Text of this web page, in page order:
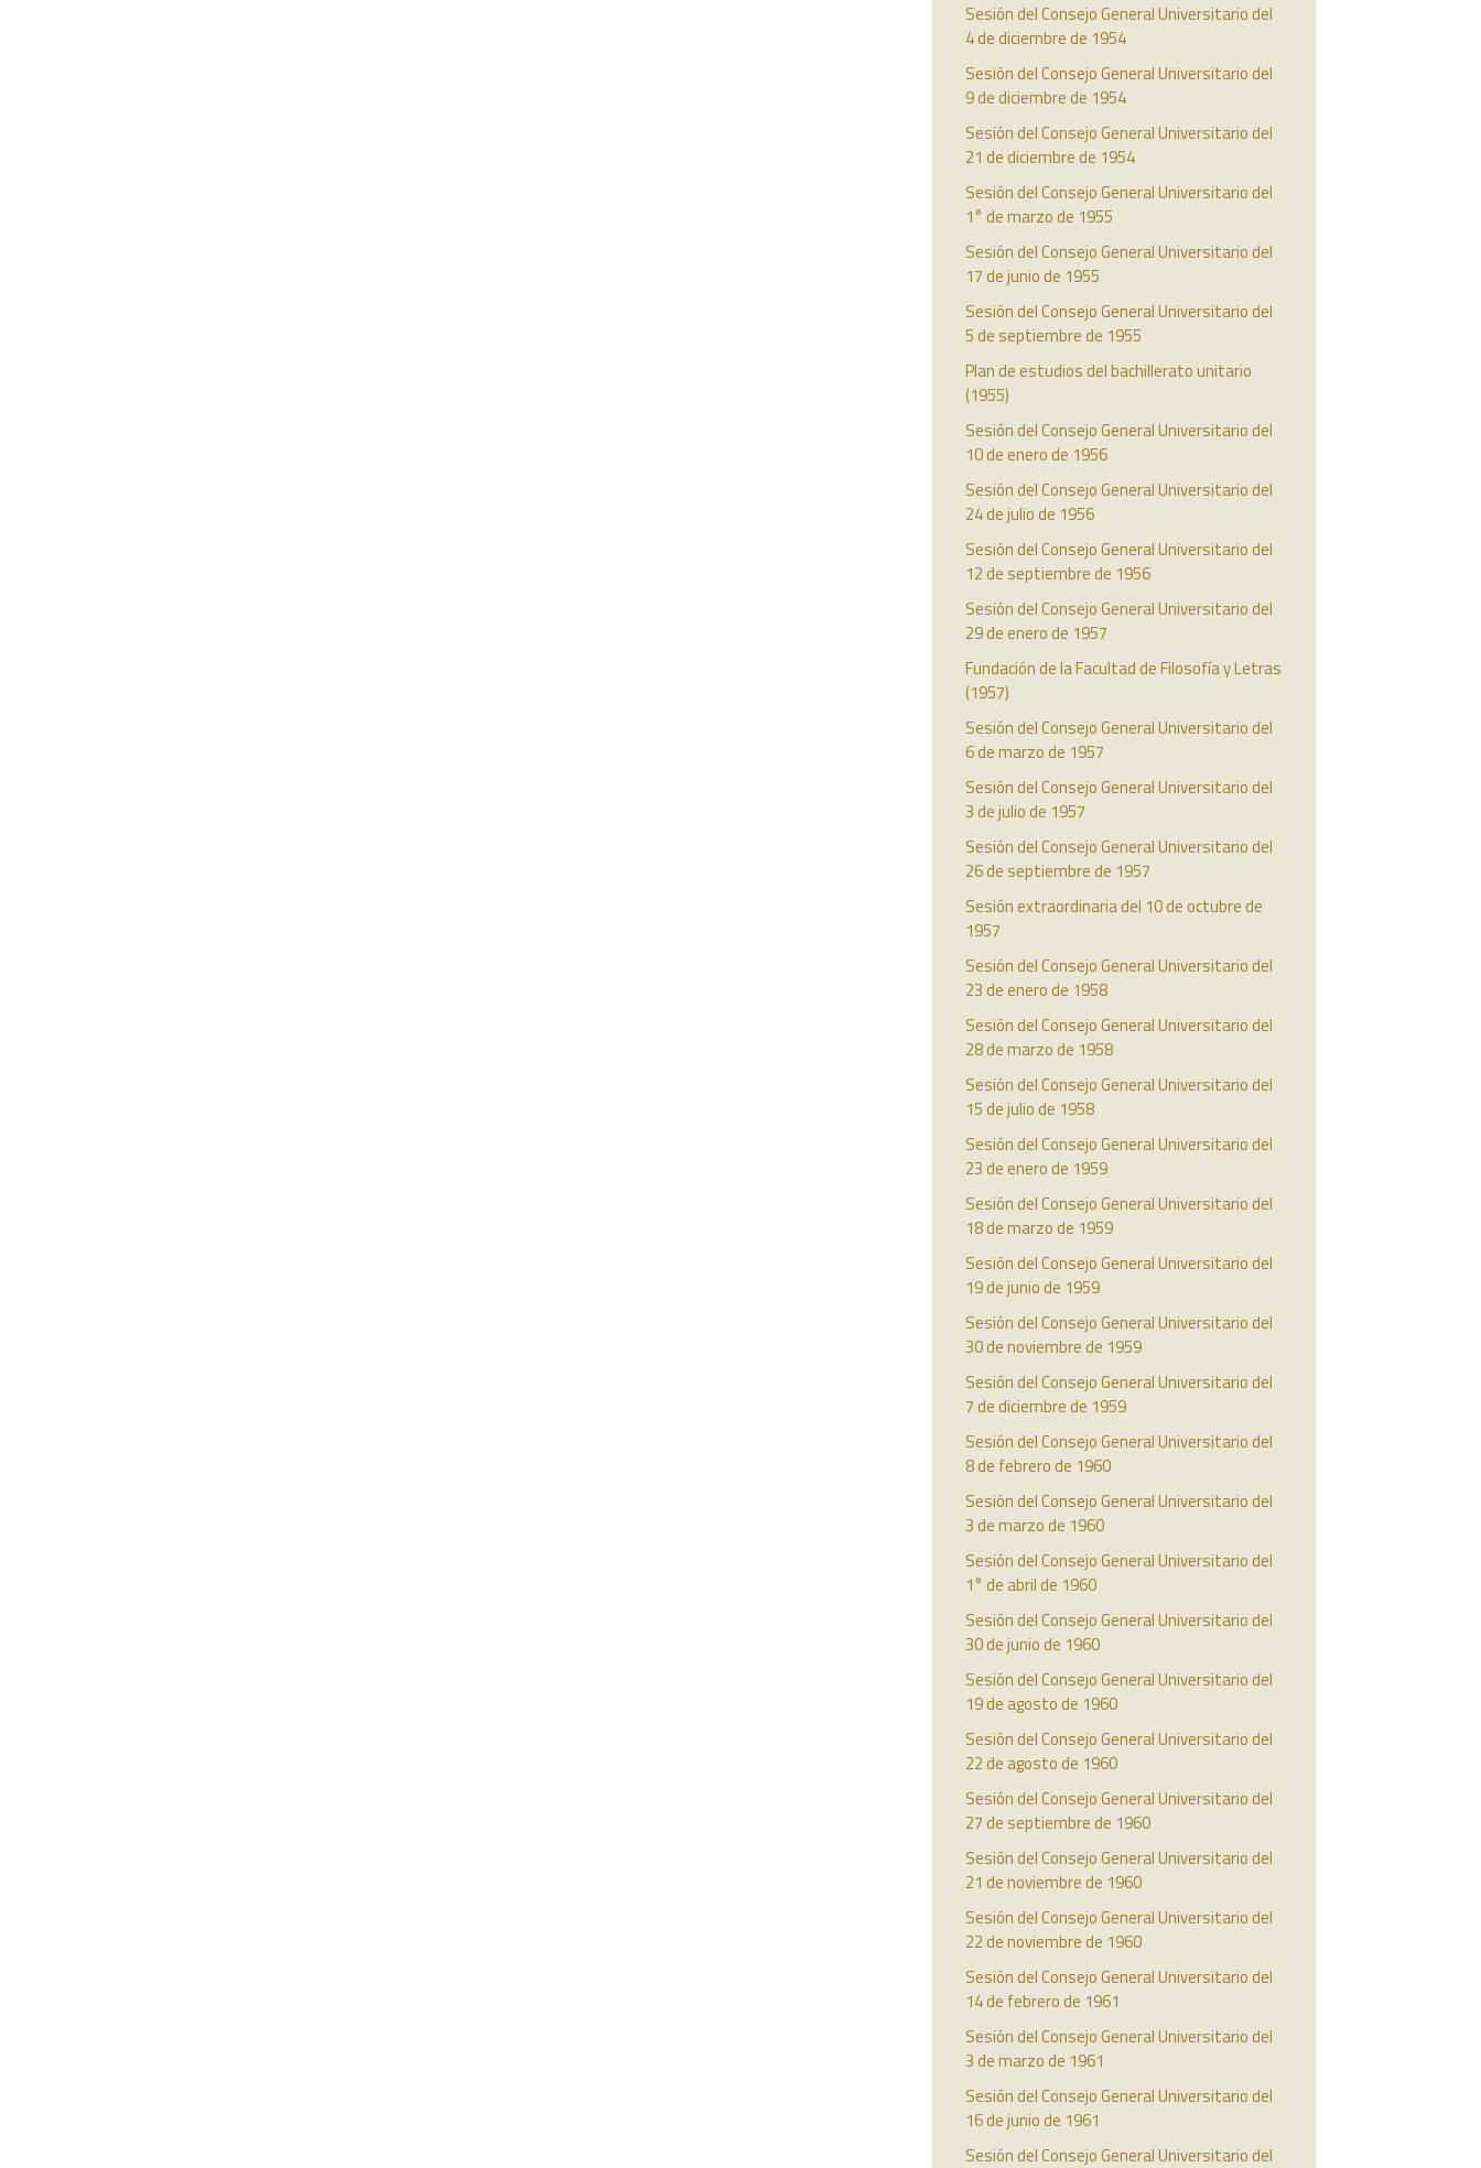
Sesión del Consejo General Universitario del
4 de diciembre de 1954
Sesión del Consejo General Universitario del
9 de diciembre de 1954
Sesión del Consejo General Universitario del
21 de diciembre de 1954
Sesión del Consejo General Universitario del
1° de marzo de 1955
Sesión del Consejo General Universitario del
17 de junio de 1955
Sesión del Consejo General Universitario del
5 de septiembre de 1955
Plan de estudios del bachillerato unitario
(1955)
Sesión del Consejo General Universitario del
10 de enero de 1956
Sesión del Consejo General Universitario del
24 de julio de 1956
Sesión del Consejo General Universitario del
12 de septiembre de 1956
Sesión del Consejo General Universitario del
29 de enero de 1957
Fundación de la Facultad de Filosofía y Letras
(1957)
Sesión del Consejo General Universitario del
6 de marzo de 1957
Sesión del Consejo General Universitario del
3 de julio de 1957
Sesión del Consejo General Universitario del
26 de septiembre de 1957
Sesión extraordinaria del 10 de octubre de
1957
Sesión del Consejo General Universitario del
23 de enero de 1958
Sesión del Consejo General Universitario del
28 de marzo de 1958
Sesión del Consejo General Universitario del
15 de julio de 1958
Sesión del Consejo General Universitario del
23 de enero de 1959
Sesión del Consejo General Universitario del
18 de marzo de 1959
Sesión del Consejo General Universitario del
19 de junio de 1959
Sesión del Consejo General Universitario del
30 de noviembre de 1959
Sesión del Consejo General Universitario del
7 de diciembre de 1959
Sesión del Consejo General Universitario del
8 de febrero de 1960
Sesión del Consejo General Universitario del
3 de marzo de 1960
Sesión del Consejo General Universitario del
1° de abril de 1960
Sesión del Consejo General Universitario del
30 de junio de 1960
Sesión del Consejo General Universitario del
19 de agosto de 1960
Sesión del Consejo General Universitario del
22 de agosto de 1960
Sesión del Consejo General Universitario del
27 de septiembre de 1960
Sesión del Consejo General Universitario del
21 de noviembre de 1960
Sesión del Consejo General Universitario del
22 de noviembre de 1960
Sesión del Consejo General Universitario del
14 de febrero de 1961
Sesión del Consejo General Universitario del
3 de marzo de 1961
Sesión del Consejo General Universitario del
16 de junio de 1961
Sesión del Consejo General Universitario del